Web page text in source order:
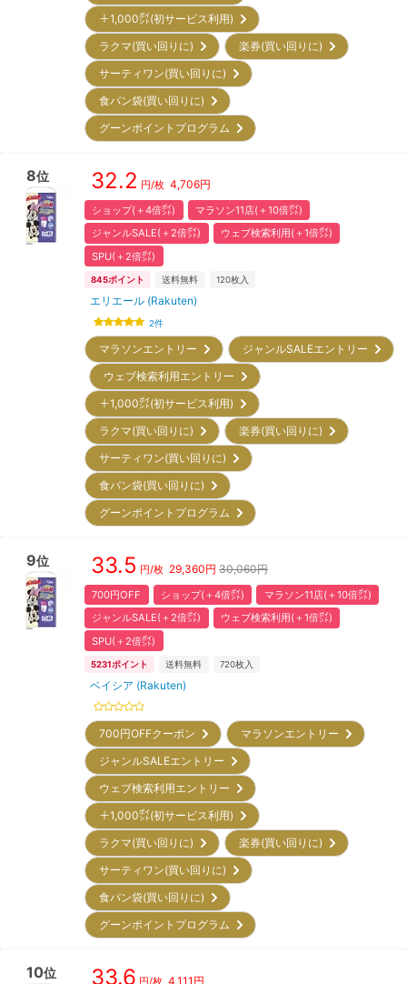
＋1,000㌽(初サービス利用)
ラクマ(買い回りに)
楽券(買い回りに)
サーティワン(買い回りに)
食パン袋(買い回りに)
グーンポイントプログラム
8位 32.2 円/枚 4,706円
ショップ(＋4倍㌽)
マラソン11店(＋10倍㌽)
ジャンルSALE(＋2倍㌽)
ウェブ検索利用(＋1倍㌽)
SPU(＋2倍㌽)
845ポイント 送料無料 120枚入
エリエール (Rakuten)
2件
マラソンエントリー
ジャンルSALEエントリー
ウェブ検索利用エントリー
＋1,000㌽(初サービス利用)
ラクマ(買い回りに)
楽券(買い回りに)
サーティワン(買い回りに)
食パン袋(買い回りに)
グーンポイントプログラム
9位 33.5 円/枚 29,360円 30,060円
700円OFF ショップ(＋4倍㌽)
マラソン11店(＋10倍㌽)
ジャンルSALE(＋2倍㌽)
ウェブ検索利用(＋1倍㌽)
SPU(＋2倍㌽)
5231ポイント 送料無料 720枚入
ベイシア (Rakuten)
700円OFFクーポン
マラソンエントリー
ジャンルSALEエントリー
ウェブ検索利用エントリー
＋1,000㌽(初サービス利用)
ラクマ(買い回りに)
楽券(買い回りに)
サーティワン(買い回りに)
食パン袋(買い回りに)
グーンポイントプログラム
10位 33.6 4,111 円